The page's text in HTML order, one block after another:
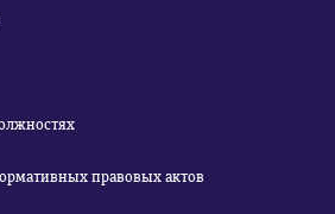
правовых актов